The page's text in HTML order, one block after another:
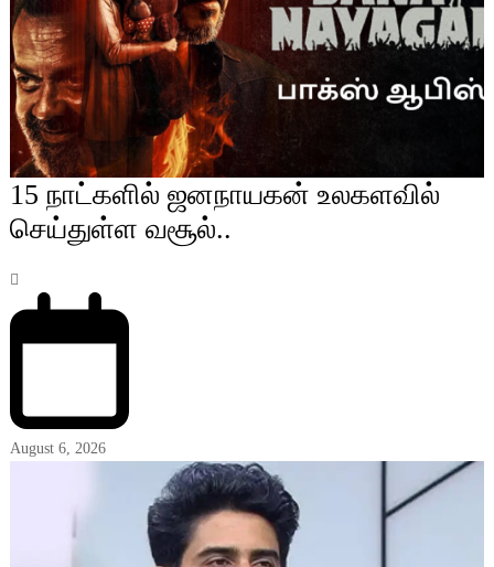
15 நாட்களில் ஜனநாயகன் உலகளவில்
செய்துள்ள வசூல்..
August 6, 2026